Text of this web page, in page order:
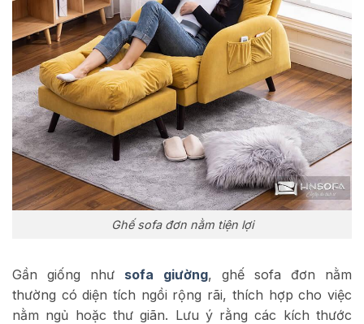
Ghế sofa đơn nằm tiện lợi
Gần giống như sofa giường, ghế sofa đơn nằm
thường có diện tích ngồi rộng rãi, thích hợp cho việc
nằm ngủ hoặc thư giãn. Lưu ý rằng các kích thước